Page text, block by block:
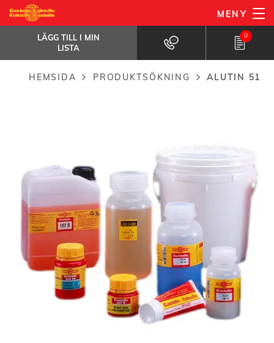
Hoppa
till
huvudinnehåll
MENY
LÄGG TILL I MIN
LISTA
0
AluTin 51
LÄGG TILL I MIN LISTA
HEMSIDA PRODUKTSÖKNING ALUTIN 51